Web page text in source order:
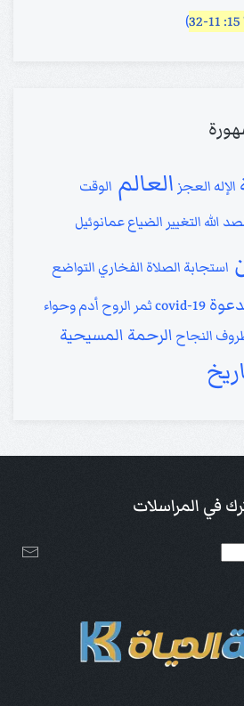
)
الإله العجز العالم الوقت
الله التغيير الضياععمانوئيل
استجابة الصلاة الفخاري التواضع
covid-19ثمر الروح أدم وحواء
النجاح الرحمة المسيحية
في المراسلات